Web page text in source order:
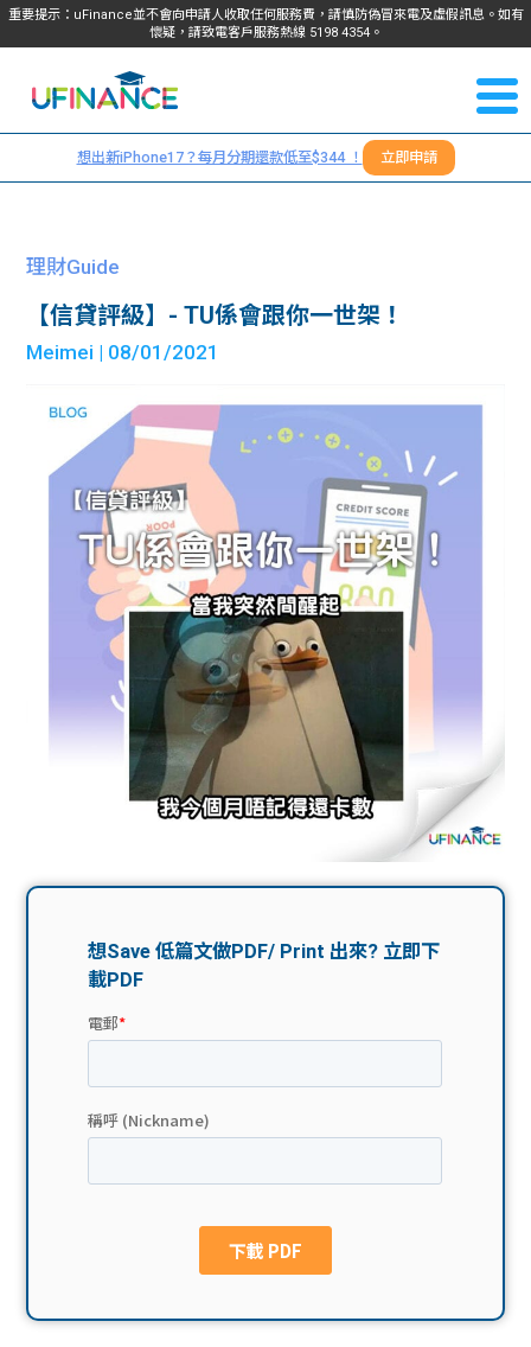
重要提示：uFinance並不會向申請人收取任何服務費，請慎防偽冒來電及虛假訊息。如有
懷疑，請致電客戶服務熱線 5198 4354。
我們
服務
貸款
貸款
計算
機
學生
故事
分享
生學
費貸
計數
網上
私人
資訊
大專
生筍
工推
介
搵工
Exc
Gui
校園
Gui
問題
學生
福利
uFina
聯絡
們
＋
想出新iPhone17？每月分期還款低至$344 ！ 立即申請
理財Guide
【信貸評級】- TU係會跟你一世架！
Meimei | 08/01/2021